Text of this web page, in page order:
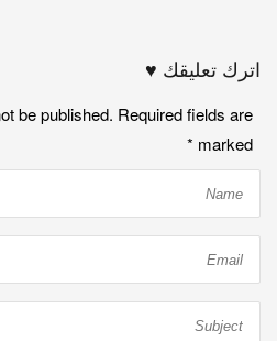
اترك تعليقك ♥
be published. Required fields are
marked
*